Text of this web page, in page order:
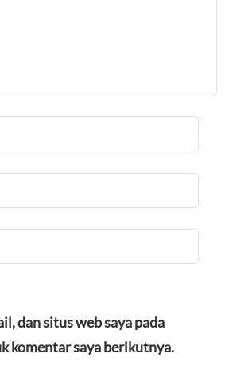
dan situs web saya pada
komentar saya berikutnya.